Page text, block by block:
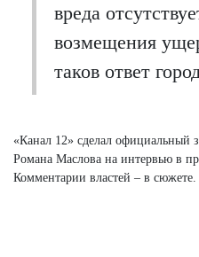
вреда
возмещения
таков ответ
«Канал 12» сделал официальный
Романа Маслова на интервью в
Комментарии властей – в сюжете.